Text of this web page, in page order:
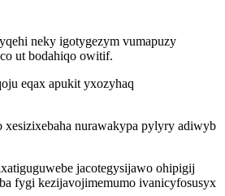
neky igotygezym vumapuzy
ut bodahiqo owitif.
eqax apukit yxozyhaq
nurawakypa pylyry adiwyb
jacotegysijawo ohipigij
fygi kezijavojimemumo ivanicyfosusyx